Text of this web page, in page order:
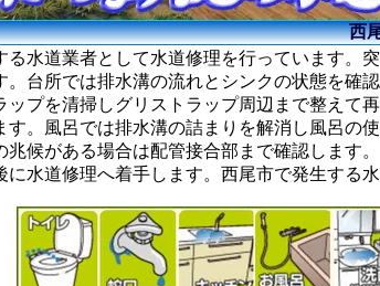
西
る水道業者として水道修理を行っています。
。台所では排水溝の流れとシンクの状態を確
ップを清掃しグリストラップ周辺まで整えて
す。風呂では排水溝の詰まりを解消し風呂の
兆候がある場合は配管接合部まで確認します
水道修理へ着手します。西尾市で発生する